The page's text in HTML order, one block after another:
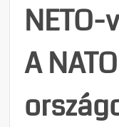
NETO-
A